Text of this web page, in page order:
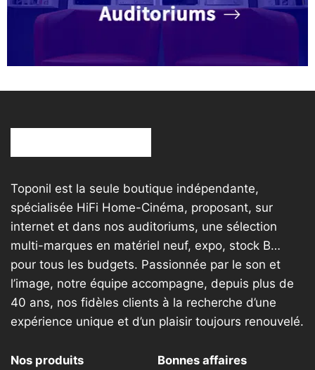
Toponil est la seule boutique indépendante,
spécialisée HiFi Home-Cinéma, proposant, sur
internet et dans nos auditoriums, une sélection
multi-marques en matériel neuf, expo, stock B…
pour tous les budgets. Passionnée par le son et
l’image, notre équipe accompagne, depuis plus de
40 ans, nos fidèles clients à la recherche d’une
expérience unique et d’un plaisir toujours renouvelé.
Nos produits
Bonnes affaires